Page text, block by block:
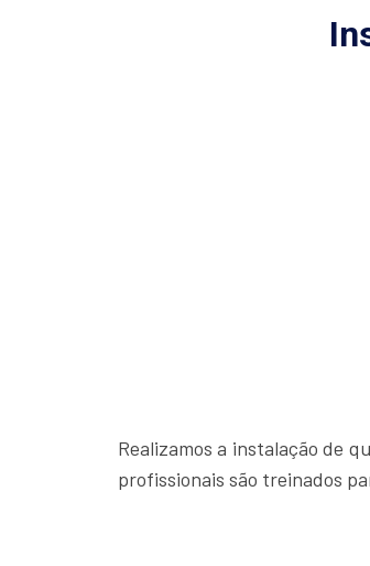
Realizamos a instalação de
profissionais são treinados